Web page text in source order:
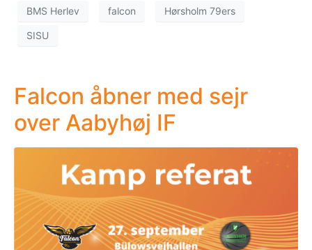
BMS Herlev falcon Hørsholm 79ers
SISU
Falcon åbner med sejr
over Aabyhøj IF